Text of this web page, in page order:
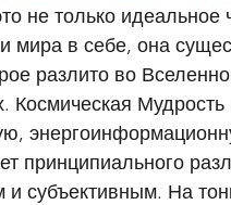
не только
мира в себе, она
разлито во
Космическая
принципиального
и субъективным. На